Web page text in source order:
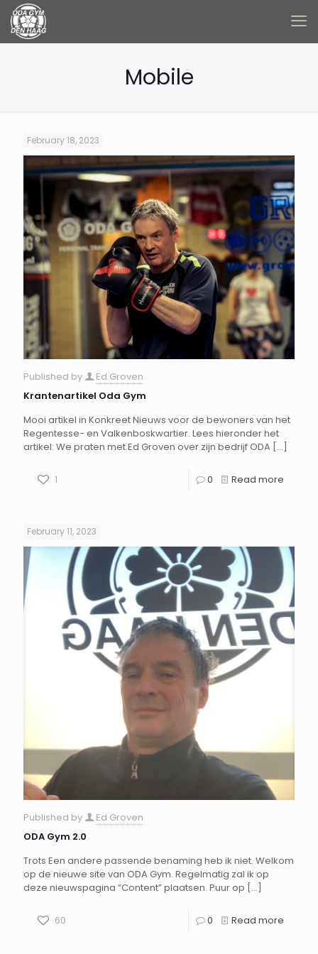
Mobile
February 18, 2023
Published by
Ed Groven
Krantenartikel Oda Gym
Mooi artikel in Konkreet Nieuws voor de bewoners van het
Regentesse- en Valkenboskwartier. Lees hieronder het
artikel: We praten met Ed Groven over zijn bedrijf ODA […]
1 0 Read more
February 11, 2023
Published by
Ed Groven
ODA Gym 2.0
Trots Een andere passende benaming heb ik niet. Welkom
op de nieuwe site van ODA Gym. Regelmatig zal ik op
deze nieuwspagina “Content” plaatsen. Puur op […]
60 0 Read more